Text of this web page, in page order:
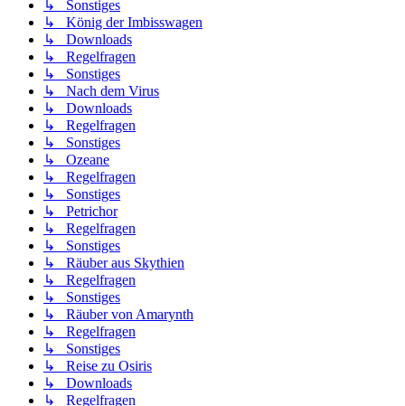
↳ Sonstiges
↳ König der Imbisswagen
↳ Downloads
↳ Regelfragen
↳ Sonstiges
↳ Nach dem Virus
↳ Downloads
↳ Regelfragen
↳ Sonstiges
↳ Ozeane
↳ Regelfragen
↳ Sonstiges
↳ Petrichor
↳ Regelfragen
↳ Sonstiges
↳ Räuber aus Skythien
↳ Regelfragen
↳ Sonstiges
↳ Räuber von Amarynth
↳ Regelfragen
↳ Sonstiges
↳ Reise zu Osiris
↳ Downloads
↳ Regelfragen